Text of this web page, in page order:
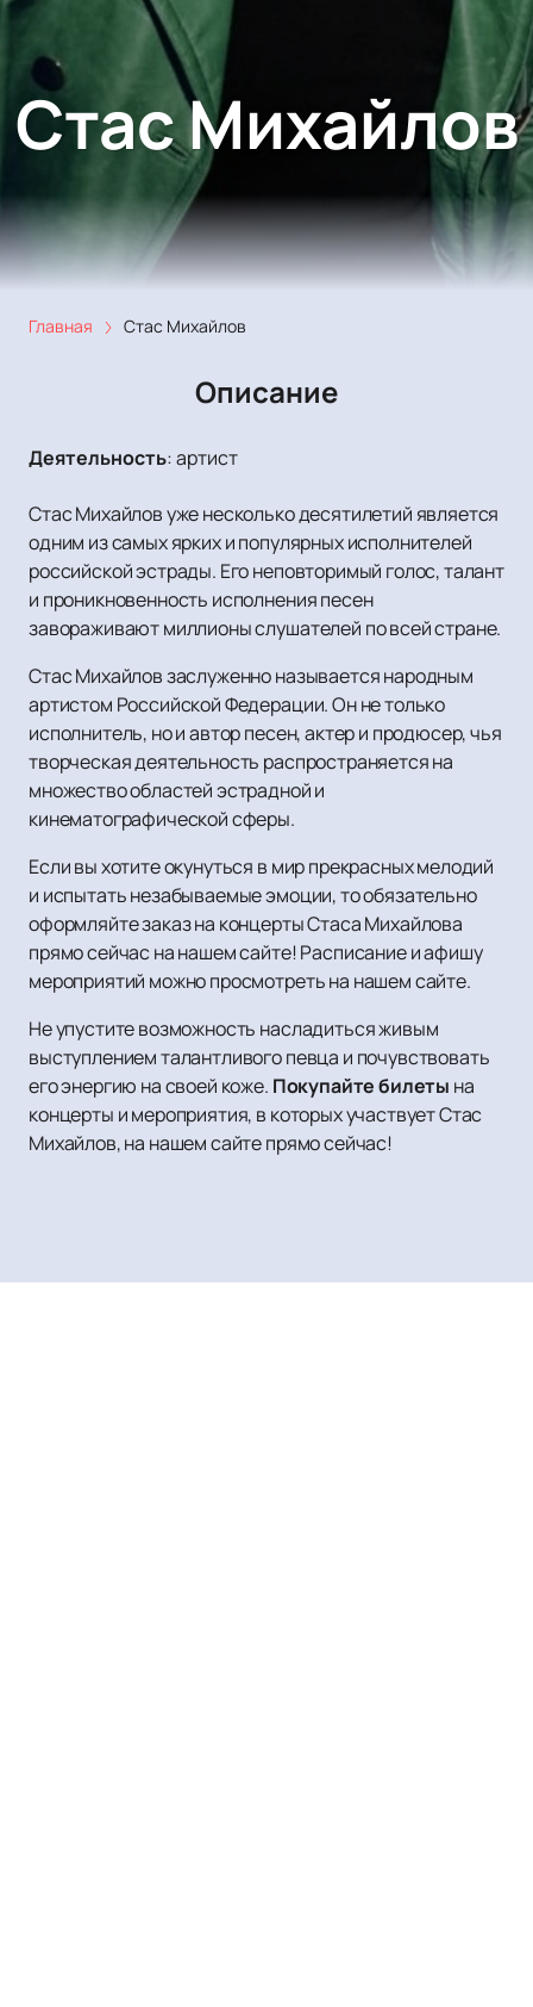
Стас Михайлов
Главная Стас Михайлов
Описание
Деятельность:артист
Стас Михайлов уже несколько десятилетий является
одним из самых ярких и популярных исполнителей
российской эстрады. Его неповторимый голос, талант
и проникновенность исполнения песен
завораживают миллионы слушателей по всей стране.
Стас Михайлов заслуженно называется народным
артистом Российской Федерации. Он не только
исполнитель, но и автор песен, актер и продюсер, чья
творческая деятельность распространяется на
множество областей эстрадной и
кинематографической сферы.
Если вы хотите окунуться в мир прекрасных мелодий
и испытать незабываемые эмоции, то обязательно
оформляйте заказ на концерты Стаса Михайлова
прямо сейчас на нашем сайте! Расписание и афишу
мероприятий можно просмотреть на нашем сайте.
Не упустите возможность насладиться живым
выступлением талантливого певца и почувствовать
его энергию на своей коже. Покупайте билеты на
концерты и мероприятия, в которых участвует Стас
Михайлов, на нашем сайте прямо сейчас!